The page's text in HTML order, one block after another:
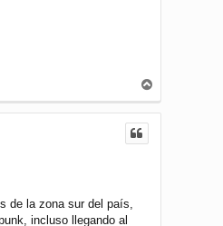
r
r
de la zona sur del país,
incluso llegando al